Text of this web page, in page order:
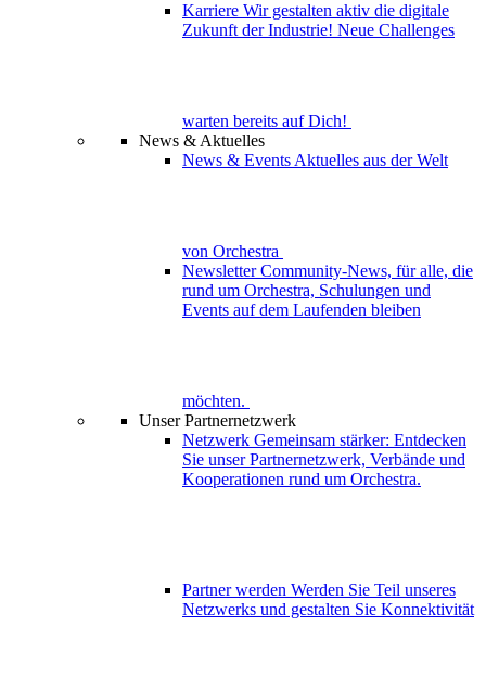
Karriere Wir gestalten aktiv die digitale
Zukunft der Industrie! Neue Challenges
warten bereits auf Dich!
News & Aktuelles
News & Events Aktuelles aus der Welt
von Orchestra
Newsletter Community-News, für alle, die
rund um Orchestra, Schulungen und
Events auf dem Laufenden bleiben
möchten.
Unser Partnernetzwerk
Netzwerk Gemeinsam stärker: Entdecken
Sie unser Partnernetzwerk, Verbände und
Kooperationen rund um Orchestra.
Partner werden Werden Sie Teil unseres
Netzwerks und gestalten Sie Konnektivität